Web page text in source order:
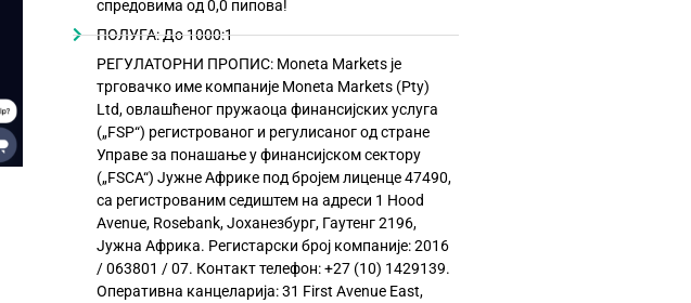
спредовима од 0,0 пипова!
ПОЛУГА: До 1000:1
РЕГУЛАТОРНИ ПРОПИС: Moneta Markets је
трговачко име компаније Moneta Markets (Pty)
Ltd, овлашћеног пружаоца финансијских услуга
(„FSP“) регистрованог и регулисаног од стране
Управе за понашање у финансијском сектору
(„FSCA“) Јужне Африке под бројем лиценце 47490,
са регистрованим седиштем на адреси 1 Hood
Avenue, Rosebank, Јоханезбург, Гаутенг 2196,
Јужна Африка. Регистарски број компаније: 2016
/ 063801 / 07. Контакт телефон: +27 (10) 1429139.
Оперативна канцеларија: 31 First Avenue East,